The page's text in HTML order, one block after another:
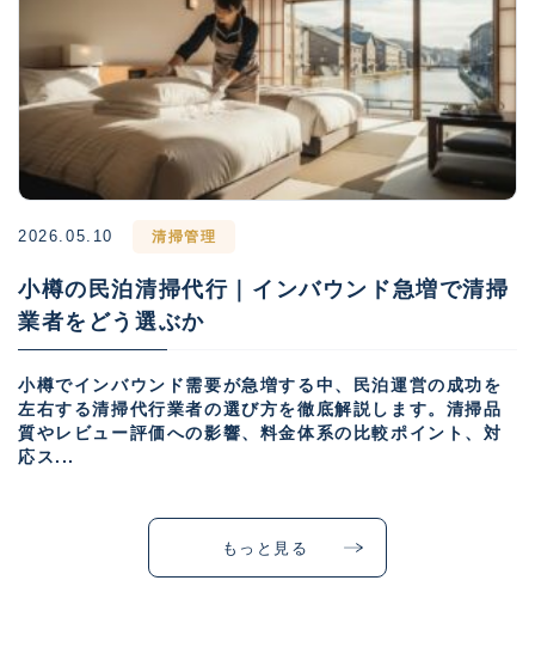
2026.05.10 清掃管理
小樽の民泊清掃代行｜インバウンド急増で清掃
業者をどう選ぶか
小樽でインバウンド需要が急増する中、民泊運営の成功を
左右する清掃代行業者の選び方を徹底解説します。清掃品
質やレビュー評価への影響、料金体系の比較ポイント、対
応ス...
もっと見る